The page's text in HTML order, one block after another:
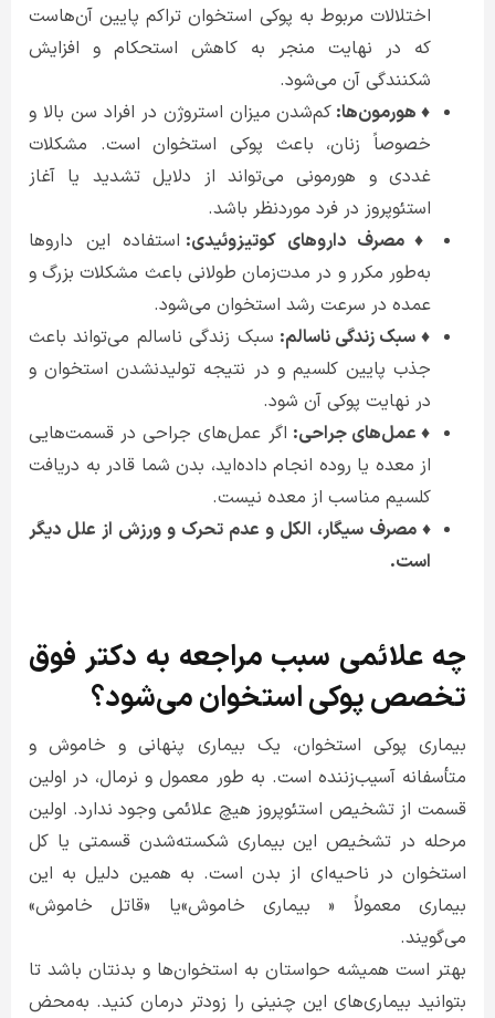
اختلالات مربوط به پوکی استخوان تراکم پایین آن‌هاست
که در نهایت منجر به کاهش استحکام و افزایش
شکنندگی آن می‌شود.
♦ هورمون‌ها: کم‌شدن میزان استروژن در افراد سن بالا و
خصوصاً زنان، باعث پوکی استخوان است. مشکلات
غددی و هورمونی می‌تواند از دلایل تشدید یا آغاز
استئوپروز در فرد موردنظر باشد.
♦ مصرف داروهای کوتیزوئیدی: استفاده این داروها
به‌‌طور مکرر و در مدت‌زمان طولانی باعث مشکلات بزرگ و
عمده در سرعت رشد استخوان می‌شود.
♦ سبک زندگی ناسالم: سبک زندگی ناسالم می‌تواند باعث
جذب پایین کلسیم و در نتیجه تولیدنشدن استخوان و
در نهایت پوکی آن شود.
♦ عمل‌های جراحی: اگر عمل‌های جراحی در قسمت‌هایی
از معده یا روده انجام داده‌اید، بدن شما قادر به دریافت
کلسیم مناسب از معده نیست.
♦ مصرف سیگار، الکل و عدم تحرک و ورزش از علل دیگر
است.
چه علائمی سبب مراجعه به دکتر فوق
تخصص پوکی استخوان می‌شود؟
بیماری پوکی استخوان، یک بیماری پنهانی و خاموش و
متأسفانه آسیب‌زننده است. به طور معمول و نرمال، در اولین
قسمت از تشخیص استئوپروز هیچ علائمی وجود ندارد. اولین
مرحله در تشخیص این بیماری شکسته‌شدن قسمتی یا کل
استخوان در ناحیه‌ای از بدن است. به همین دلیل به این
بیماری معمولاً « بیماری خاموش»یا «قاتل خاموش»
می‌گویند.
بهتر است همیشه حواستان به استخوان‌ها و بدنتان باشد تا
بتوانید بیماری‌های این چنینی را زودتر درمان کنید. به‌محض